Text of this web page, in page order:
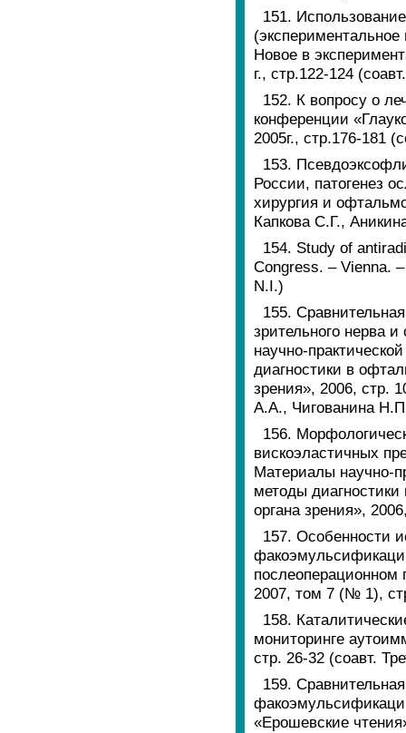
151.
Новое в
г., стр.122-124
152. К вопросу о
конференции
2005г., стр.176-181
153.
России, патогенез
хирургия и
Капкова С.Г.,
154. Study of
Congress. – Vienna.
N.I.)
155.
зрительного нерва
научно-
диагностики в
зрения», 2006, стр.
А.А., Чигованина
156.
вискоэластичных
Материалы научно-
методы
органа зрения»,
157. Особенности
2007, том 7 (№ 1),
158.
мониторинге
стр. 26-32 (соавт.
159.
«Ерошевские